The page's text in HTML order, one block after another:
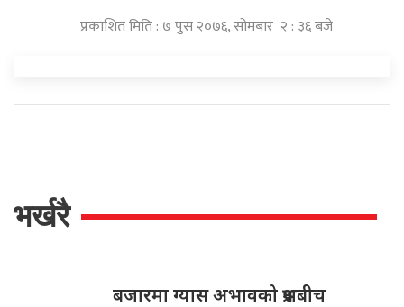
प्रकाशित मिति : ७ पुस २०७६, सोमबार २ : ३६ बजे
भर्खरै
बजारमा ग्यास अभावको प्रश्नबीच